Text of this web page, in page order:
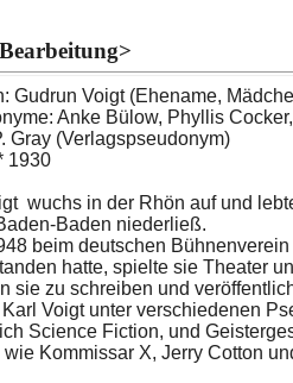
Gudrun Voigt (Ehename,
Anke Bülow, Phyllis
Gray (Verlagspseudonym)
1930
wuchs in der Rhön auf und
Baden niederließ.
beim deutschen
hatte, spielte sie Theater
sie zu schreiben und
Voigt unter verschiedenen
Science Fiction, und
Kommissar X, Jerry Cotton